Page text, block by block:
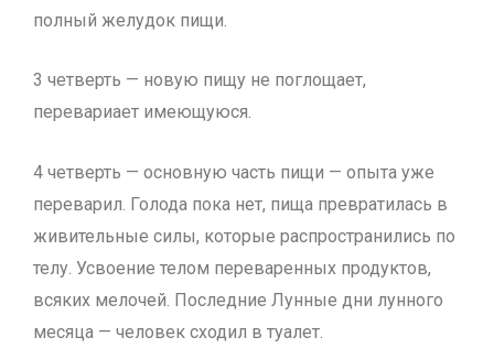
полный желудок пищи.
3 четверть — новую пищу не поглощает,
перевариает имеющуюся.
4 четверть — основную часть пищи — опыта уже
переварил. Голода пока нет, пища превратилась в
живительные силы, которые распространились по
телу. Усвоение телом переваренных продуктов,
всяких мелочей. Последние Лунные дни лунного
месяца — человек сходил в туалет.